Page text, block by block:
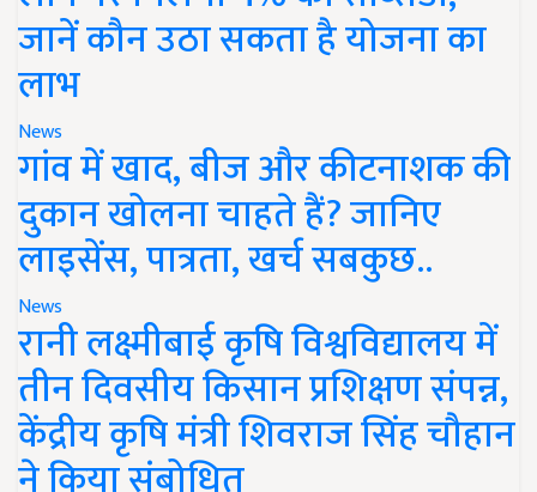
जानें कौन उठा सकता है योजना का
लाभ
News
गांव में खाद, बीज और कीटनाशक की
दुकान खोलना चाहते हैं? जानिए
लाइसेंस, पात्रता, खर्च सबकुछ..
News
रानी लक्ष्मीबाई कृषि विश्वविद्यालय में
तीन दिवसीय किसान प्रशिक्षण संपन्न,
केंद्रीय कृषि मंत्री शिवराज सिंह चौहान